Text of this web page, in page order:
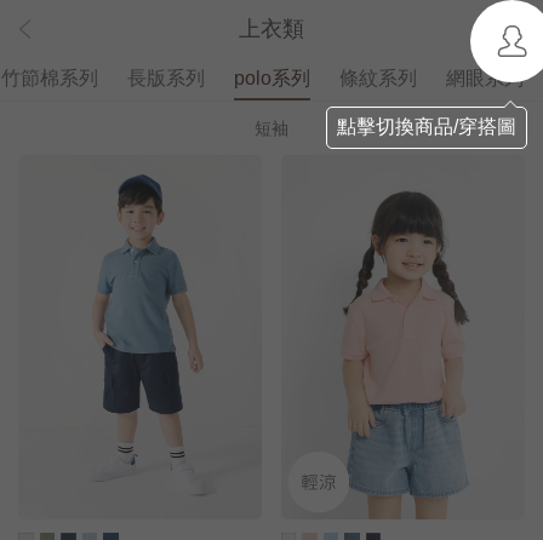
上衣類
竹節棉系列 長版系列 polo系列 條紋系列 網眼系列
短袖 點擊切換商品/穿搭圖